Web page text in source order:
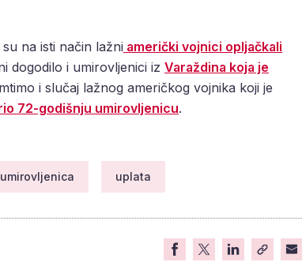
na isti način lažni američki vojnici opljačkali
dogodilo i umirovljenici iz Varaždina koja je
i slučaj lažnog američkog vojnika koji je
72-godišnju umirovljenicu.
umirovljenica uplata